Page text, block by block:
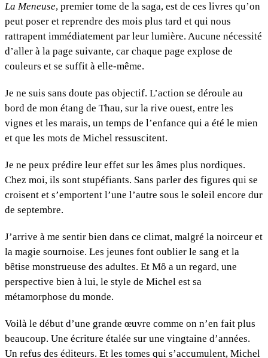
La Meneuse, premier tome de la saga, est de ces livres qu’on
peut poser et reprendre des mois plus tard et qui nous
rattrapent immédiatement par leur lumière. Aucune nécessité
d’aller à la page suivante, car chaque page explose de
couleurs et se suffit à elle-même.
Je ne suis sans doute pas objectif. L’action se déroule au
bord de mon étang de Thau, sur la rive ouest, entre les
vignes et les marais, un temps de l’enfance qui a été le mien
et que les mots de Michel ressuscitent.
Je ne peux prédire leur effet sur les âmes plus nordiques.
Chez moi, ils sont stupéfiants. Sans parler des figures qui se
croisent et s’emportent l’une l’autre sous le soleil encore dur
de septembre.
J’arrive à me sentir bien dans ce climat, malgré la noirceur et
la magie sournoise. Les jeunes font oublier le sang et la
bêtise monstrueuse des adultes. Et Mô a un regard, une
perspective bien à lui, le style de Michel est sa
métamorphose du monde.
Voilà le début d’une grande œuvre comme on n’en fait plus
beaucoup. Une écriture étalée sur une vingtaine d’années.
Un refus des éditeurs. Et les tomes qui s’accumulent, Michel